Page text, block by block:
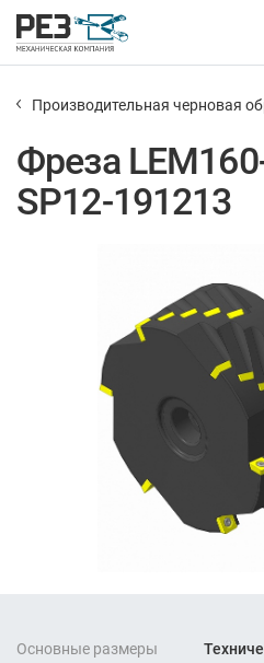
Основные размеры
Производительная черновая
Фреза
SP12-191213